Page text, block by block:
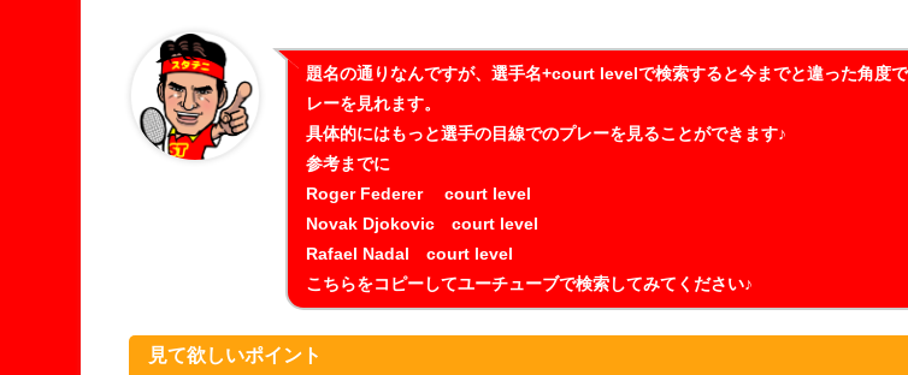
題名の通りなんですが、選手名+court levelで検索すると今までと違った角度
レーを見れます。
具体的にはもっと選手の目線でのプレーを見ることができます♪
参考までに
Roger Federer court level
Novak Djokovic court level
Rafael Nadal court level
こちらをコピーしてユーチューブで検索してみてください♪
見て欲しいポイント